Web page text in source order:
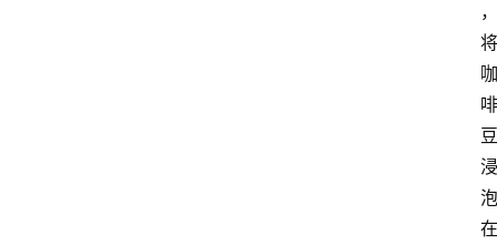
，
将
咖
啡
豆
浸
泡
在